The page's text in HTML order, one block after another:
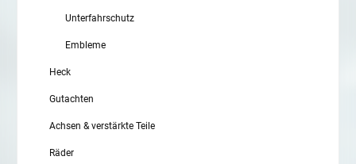
Unterfahrschutz
Embleme
Heck
Gutachten
Achsen & verstärkte Teile
Räder